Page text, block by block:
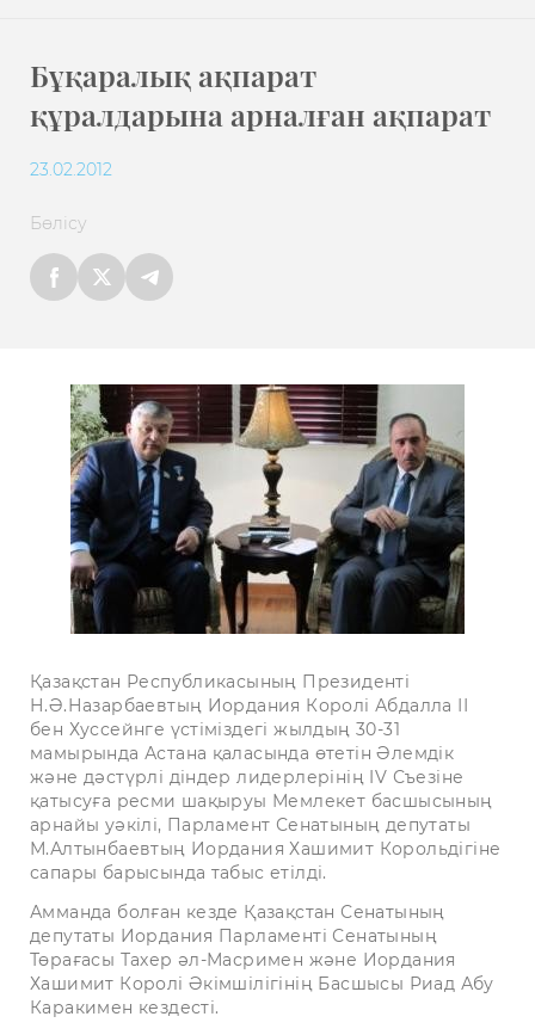
Бұқаралық ақпарат
құралдарына арналған ақпарат
23.02.2012
Бөлісу
Қазақстан Республикасының Президенті
Н.Ә.Назарбаевтың Иордания Королі Абдалла ІІ
бен Хуссейнге үстіміздегі жылдың 30-31
мамырында Астана қаласында өтетін Әлемдік
және дәстүрлі діндер лидерлерінің IV Съезіне
қатысуға ресми шақыруы Мемлекет басшысының
арнайы уәкілі, Парламент Сенатының депутаты
М.Алтынбаевтың Иордания Хашимит Корольдігіне
сапары барысында табыс етілді.
Амманда болған кезде Қазақстан Сенатының
депутаты Иордания Парламенті Сенатының
Төрағасы Тахер әл-Масримен және Иордания
Хашимит Королі Әкімшілігінің Басшысы Риад Абу
Каракимен кездесті.